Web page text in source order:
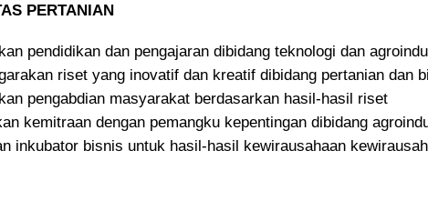
PERTANIAN
pendidikan dan pengajaran dibidang teknologi dan
riset yang inovatif dan kreatif dibidang pertanian dan
pengabdian masyarakat berdasarkan hasil-hasil riset
kemitraan dengan pemangku kepentingan dibidang
inkubator bisnis untuk hasil-hasil kewirausahaan